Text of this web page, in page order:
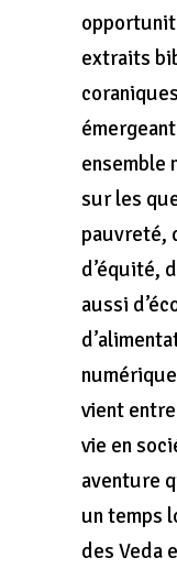
extraits
ensemble
sur les
pauvreté,
d’équité,
aussi
vient
vie en
aventure
un temps
des Veda